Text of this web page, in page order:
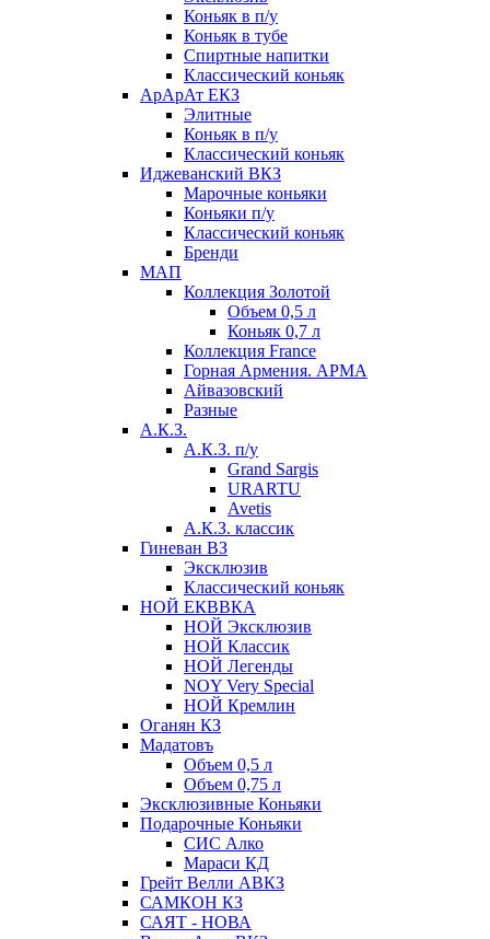
Коньяк в п/у
Коньяк в тубе
Спиртные напитки
Классический коньяк
АрАрАт ЕКЗ
Элитные
Коньяк в п/у
Классический коньяк
Иджеванский ВКЗ
Марочные коньяки
Коньяки п/у
Классический коньяк
Бренди
МАП
Коллекция Золотой
Объем 0,5 л
Коньяк 0,7 л
Коллекция France
Горная Армения. АРМА
Айвазовский
Разные
А.К.З.
А.К.З. п/у
Grand Sargis
URARTU
Avetis
А.К.З. классик
Гиневан ВЗ
Эксклюзив
Классический коньяк
НОЙ ЕКВВКА
НОЙ Эксклюзив
НОЙ Классик
НОЙ Легенды
NOY Very Speсial
НОЙ Кремлин
Оганян КЗ
Мадатовъ
Объем 0,5 л
Объем 0,75 л
Эксклюзивные Коньяки
Подарочные Коньяки
СИС Алко
Мараси КД
Грейт Велли АВКЗ
САМКОН КЗ
САЯТ - НОВА